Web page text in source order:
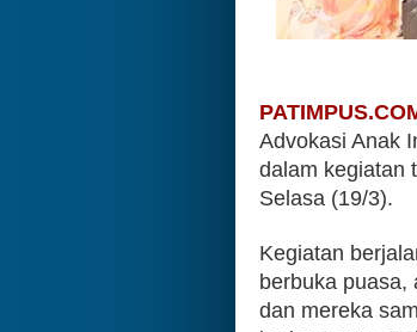
Advokasi Anak
dalam kegiatan
Selasa (19/3).
Kegiatan
berbuka puasa,
dan mereka